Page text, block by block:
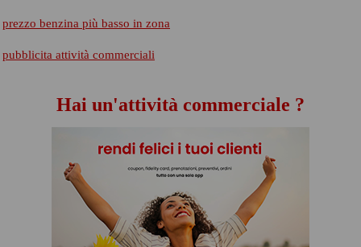
prezzo benzina più basso in zona
pubblicita attività commerciali
Hai un'attività commerciale ?